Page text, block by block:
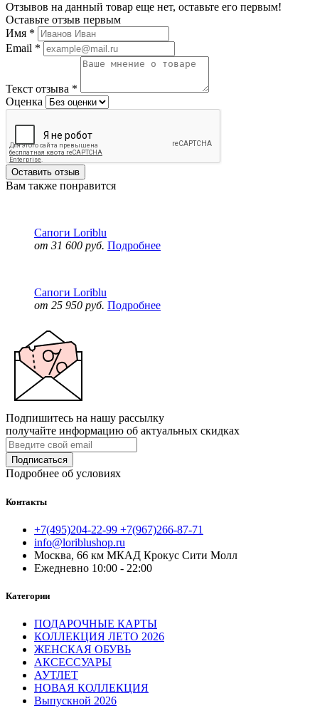
Отзывов на данный товар еще нет, оставьте его первым!
Оставьте отзыв первым
Имя *
Email *
Текст отзыва *
Оценка
Оставить отзыв
Вам также понравится
Сапоги Loriblu
от 31 600 руб. Подробнее
Сапоги Loriblu
от 25 950 руб. Подробнее
Подпишитесь на нашу рассылку
получайте информацию об актуальных скидках
Подписаться
Подробнее об условиях
Контакты
+7(495)204-22-99 +7(967)266-87-71
info@loriblushop.ru
Москва, 66 км МКАД Крокус Сити Молл
Ежедневно 10:00 - 22:00
Категории
ПОДАРОЧНЫЕ КАРТЫ
КОЛЛЕКЦИЯ ЛЕТО 2026
ЖЕНСКАЯ ОБУВЬ
АКСЕССУАРЫ
АУТЛЕТ
НОВАЯ КОЛЛЕКЦИЯ
Выпускной 2026